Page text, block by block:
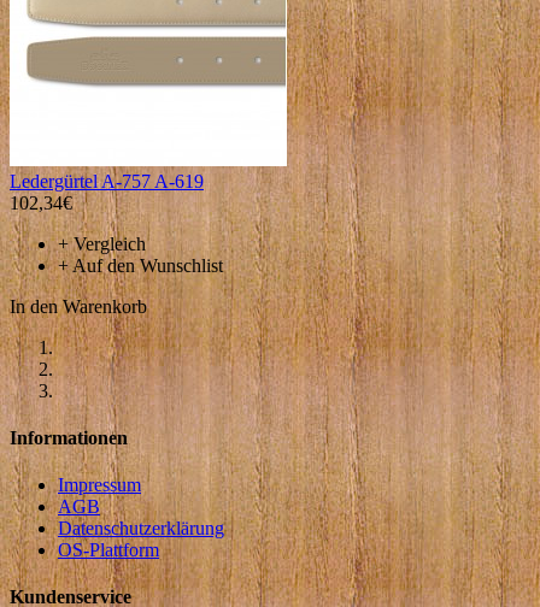
Ledergürtel A-757 A-619
102,34€
+Vergleich
+ Auf den Wunschlist
In den Warenkorb
Informationen
Impressum
AGB
Datenschutzerklärung
OS-Plattform
Kundenservice